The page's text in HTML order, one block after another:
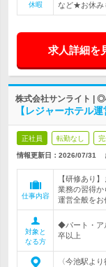
休暇
など★お休み
求人詳細を
株式会社サンライト |
【レジャーホテル
正社員 転勤なし
情報更新日：2026/07/31
仕事内容
【研修あり
業務の習得
運営全般をお
対象と
なる方
◆パート・ア
卒以上
〈今池駅よ